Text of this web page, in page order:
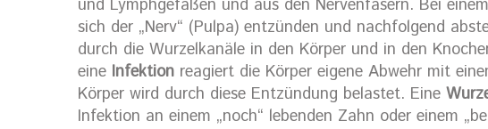
und Lymphgefäßen und aus den Nervenfasern. Bei einem
sich der „Nerv“ (Pulpa) entzünden und nachfolgend
durch die Wurzelkanäle in den Körper und in den
eine Infektion reagiert die Körper eigene Abwehr mit
Körper wird durch diese Entzündung belastet. Eine
Infektion an einem „noch“ lebenden Zahn oder einem